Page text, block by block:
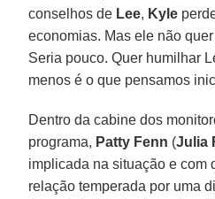
conselhos de Lee, Kyle
economias. Mas ele não
Seria pouco. Quer humilhar
menos é o que pensamos
Dentro da cabine dos
programa, Patty Fenn (Julia
implicada na situação e com
relação temperada por uma